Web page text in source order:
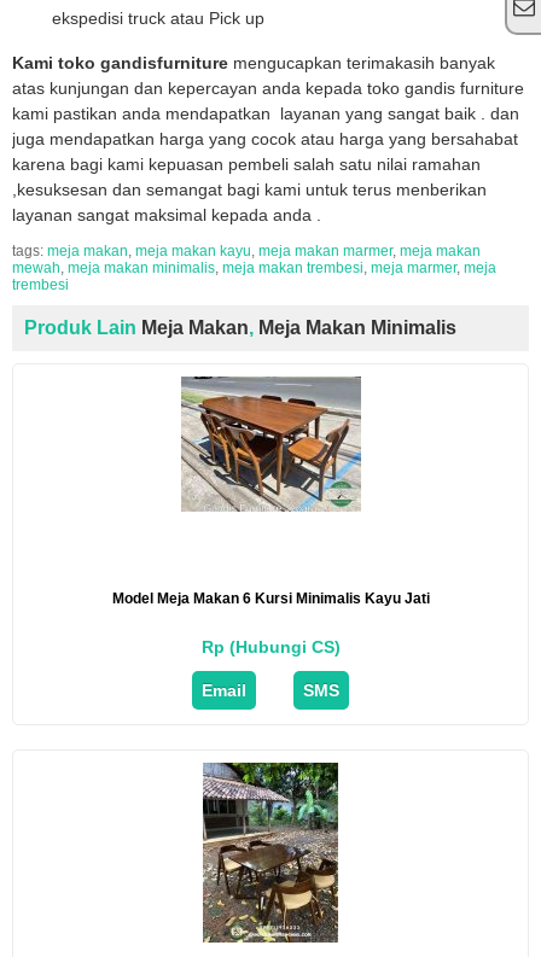
ekspedisi truck atau Pick up
Kami toko gandisfurniture mengucapkan terimakasih banyak
atas kunjungan dan kepercayan anda kepada toko gandis furniture
kami pastikan anda mendapatkan layanan yang sangat baik . dan
juga mendapatkan harga yang cocok atau harga yang bersahabat
karena bagi kami kepuasan pembeli salah satu nilai ramahan
,kesuksesan dan semangat bagi kami untuk terus menberikan
layanan sangat maksimal kepada anda .
tags: meja makan meja makan kayu meja makan marmer, meja makan
mewah meja makan minimalis meja makan trembesi meja marmer, meja
trembesi
Produk Lain Meja Makan, Meja Makan Minimalis
Model Meja Makan 6 Kursi Minimalis Kayu Jati
Rp (Hubungi CS)
Email SMS